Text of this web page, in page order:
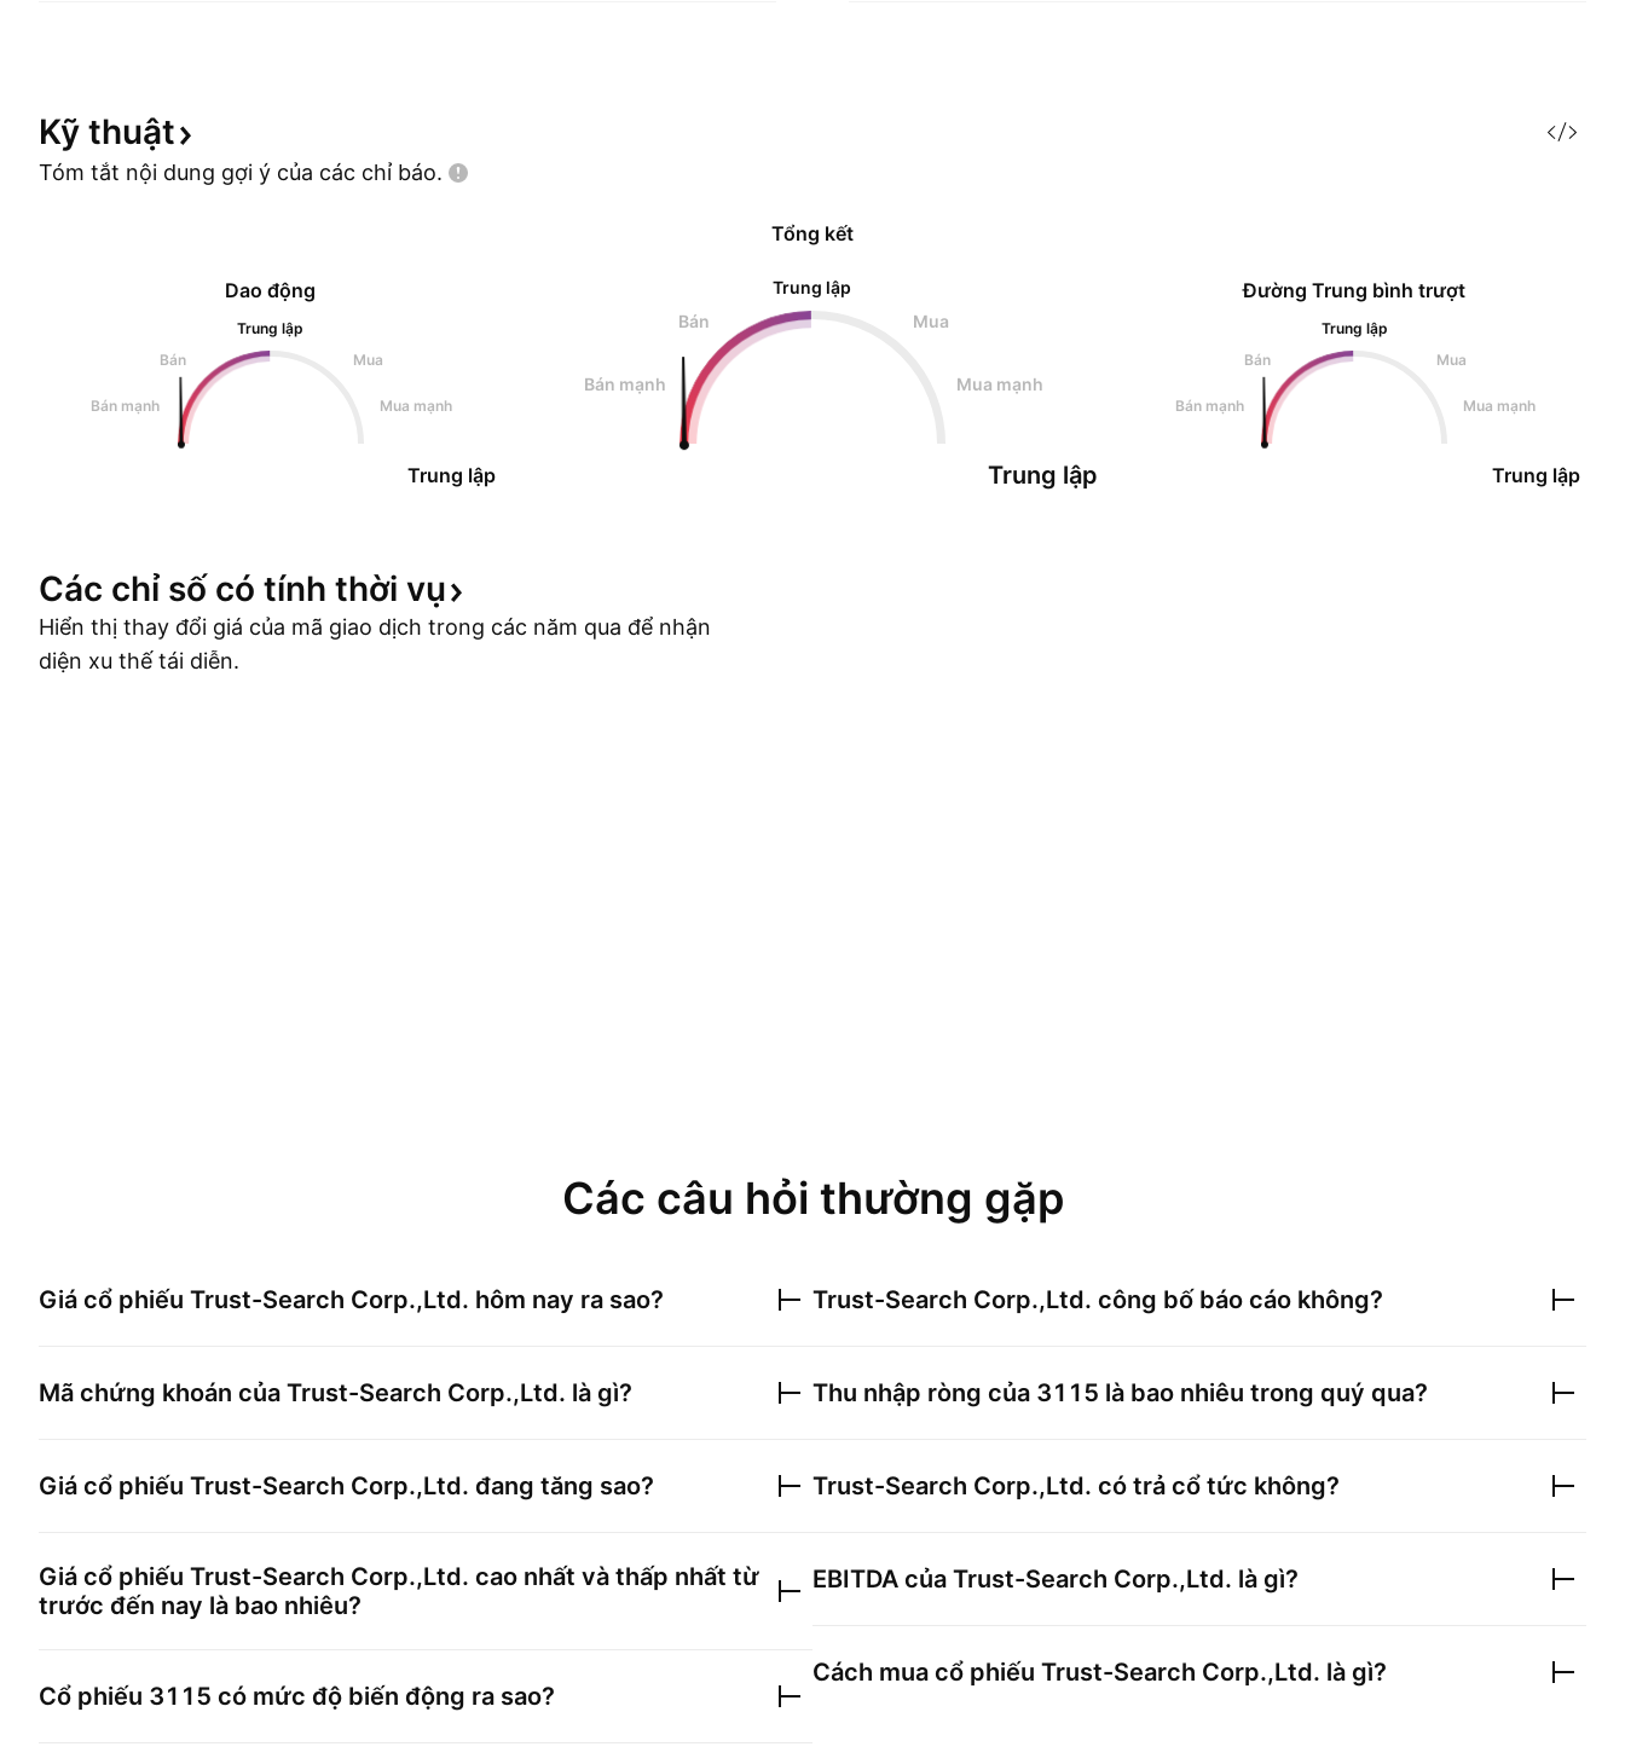
Kỹ thuật
Tóm tắt nội dung gợi ý của các chỉ báo.
Dao động
Trung lập
Bán
Mua
Bán mạnh Mua mạnh
Trung lập
Tổng kết
Trung lập
Bán
Mua
Bán mạnh Mua mạnh
Trung lập
Đường Trung bình trượt
Trung lập
Bán
Mua
Bán mạnh Mua mạnh
Trung lập
Các chỉ số có tính thời vụ
Hiển thị thay đổi giá của mã giao dịch trong các năm qua để nhận
diện xu thế tái diễn.
Các câu hỏi thường gặp
Giá cổ phiếu Trust-Search Corp.,Ltd. hôm nay ra sao?
Mã chứng khoán của Trust-Search Corp.,Ltd. là gì?
Giá cổ phiếu Trust-Search Corp.,Ltd. đang tăng sao?
Giá cổ phiếu Trust-Search Corp.,Ltd. cao nhất và thấp nhất từ
trước đến nay là bao nhiêu?
Cổ phiếu 3115 có mức độ biến động ra sao?
Trust-Search Corp.,Ltd. công bố báo cáo không?
Thu nhập ròng của 3115 là bao nhiêu trong quý qua?
Trust-Search Corp.,Ltd. có trả cổ tức không?
EBITDA của Trust-Search Corp.,Ltd. là gì?
Cách mua cổ phiếu Trust-Search Corp.,Ltd. là gì?